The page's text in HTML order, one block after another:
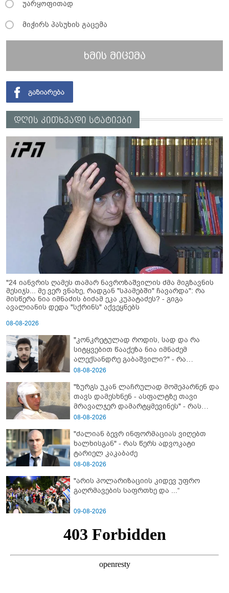
უარყოფითად
მიჭირს პასუხის გაცემა
ხმის მიცემა
დღის კითხვადი სტატიები
"24 იანვრის ღამეს თამარ ნავროზაშვილის ძმა მიგზავნის
მესიჯს... მე ვერ ვნახე, რადგან "სპამებში" ჩავარდა": რა
მისწერა ნია იმნაძის ბიძამ ეკა კუპატაძეს? - გიგა
ავალიანის დედა "სქრინს" აქვეყნებს
08-08-2026
"კონკრეტულად როდის, სად და რა
სიტყვებით წააქეზა ნია იმნაძემ
ალექსანდრე გაბაშვილი?" - რა
მიმართვას ავრცელებს ნია იმნაძის
08-08-2026
"ზურგს უკან ლაჩრულად მომეპარნენ და
თავს დამესხნენ - ასფალტზე თავი
მრავალჯერ დამარტყმევინეს" - რას
ჰყვება კურიერი, რომელსაც
გაუსწორდნენ?
08-08-2026
"ძალიან ბევრ ინფორმაციას ვიღებთ
ხალხისგან" - რას წერს ადვოკატი
ტარიელ კაკაბაძე
08-08-2026
"არის პოლარიზაციის კიდევ უფრო
გაღრმავების საფრთხე და ...“
09-08-2026